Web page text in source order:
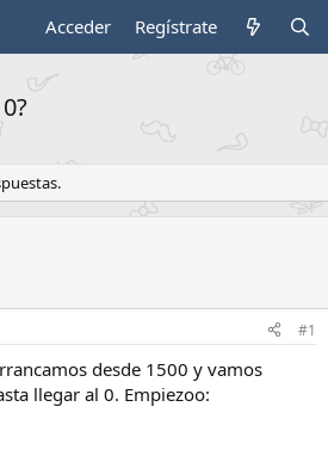
Acceder Regístrate
#1
desde 1500 y vamos
llegar al 0. Empiezoo: